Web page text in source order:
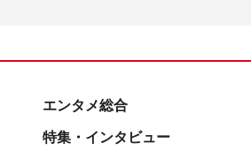
エンタメ総合
特集・インタビュー